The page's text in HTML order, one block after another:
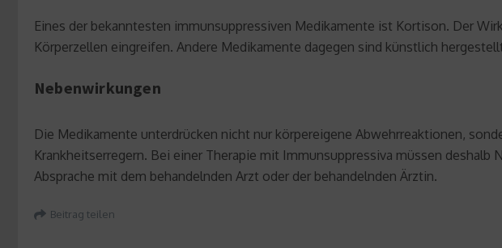
Eines der bekanntesten immunsuppressiven Medikamente ist Kortison. Der
Körperzellen eingreifen. Andere Medikamente dagegen sind künstlich
Nebenwirkungen
Die Medikamente unterdrücken nicht nur körpereigene Abwehrreaktionen,
Krankheitserregern. Bei einer Therapie mit Immunsuppressiva müssen
Absprache mit dem behandelnden Arzt oder der behandelnden Ärztin.
Beitrag teilen